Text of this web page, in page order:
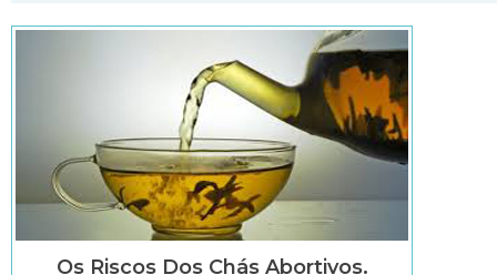
Os Riscos Dos Chás Abortivos.